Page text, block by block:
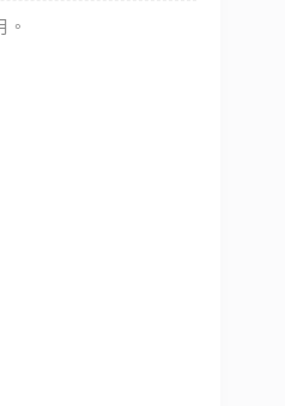
。